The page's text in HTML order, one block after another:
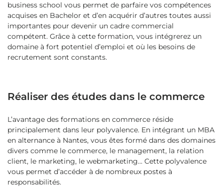
business school vous permet de parfaire vos compétences
acquises en Bachelor et d’en acquérir d’autres toutes aussi
importantes pour devenir un cadre commercial
compétent. Grâce à cette formation, vous intégrerez un
domaine à fort potentiel d’emploi et où les besoins de
recrutement sont constants.
Réaliser des études dans le commerce
L’avantage des formations en commerce réside
principalement dans leur polyvalence. En intégrant un MBA
en alternance à Nantes, vous êtes formé dans des domaines
divers comme le commerce, le management, la relation
client, le marketing, le webmarketing… Cette polyvalence
vous permet d’accéder à de nombreux postes à
responsabilités.